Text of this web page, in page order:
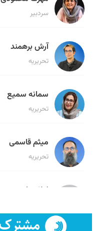
سردبیر
آرش برهمند
تحریریه
سمانه سمیع
تحریریه
میثم قاسمی
تحریریه
لیلا حنارود